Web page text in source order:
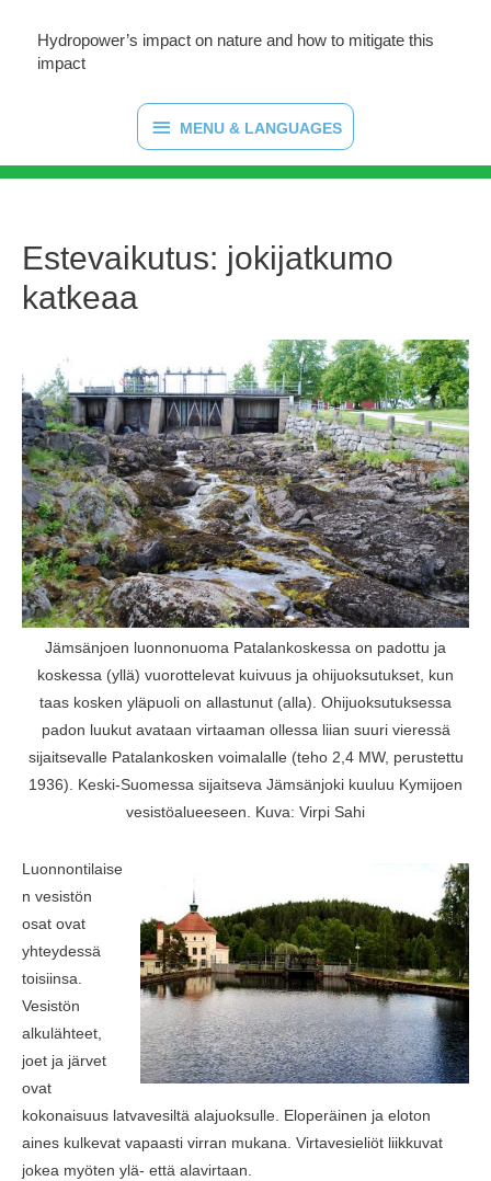
Hydropower’s impact on nature and how to mitigate this
impact
MENU
&
MENU & LANGUAGES
Estevaikutus: jokijatkumo
katkeaa
Jämsänjoen luonnonuoma Patalankoskessa on padottu ja
koskessa (yllä) vuorottelevat kuivuus ja ohijuoksutukset, kun
taas kosken yläpuoli on allastunut (alla). Ohijuoksutuksessa
padon luukut avataan virtaaman ollessa liian suuri vieressä
sijaitsevalle Patalankosken voimalalle (teho 2,4 MW, perustettu
1936). Keski-Suomessa sijaitseva Jämsänjoki kuuluu Kymijoen
vesistöalueeseen. Kuva: Virpi Sahi
Luonnontilaise
n vesistön
osat ovat
yhteydessä
toisiinsa.
Vesistön
alkulähteet,
joet ja järvet
ovat
kokonaisuus latvavesiltä alajuoksulle. Eloperäinen ja eloton
aines kulkevat vapaasti virran mukana. Virtavesieliöt liikkuvat
jokea myöten ylä- että alavirtaan.